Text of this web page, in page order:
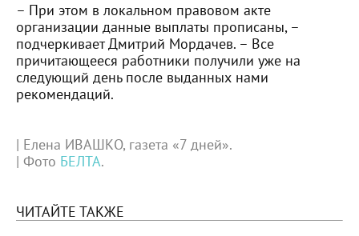
– При этом в локальном правовом акте
организации данные выплаты прописаны, –
подчеркивает Дмитрий Мордачев. – Все
причитающееся работники получили уже на
следующий день после выданных нами
рекомендаций.
| Елена ИВАШКО, газета «7 дней».
| Фото БЕЛТА.
ЧИТАЙТЕ ТАКЖЕ